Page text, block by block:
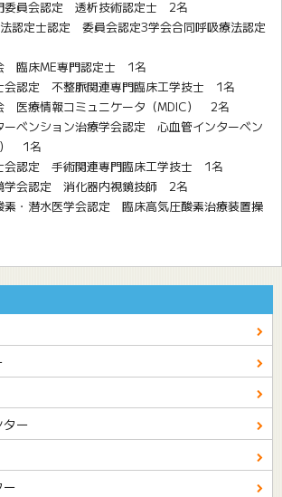
委員会認定 透析技術認定士 2名
認定士認定 委員会認定3学会合同呼吸療法認定
臨床ME専門認定士 1名
会認定 不整脈関連専門臨床工学技士 1名
医療情報コミュニケータ（MDIC） 2名
ーベンション治療学会認定 心血管インターベン
） 1名
会認定 手術関連専門臨床工学技士 1名
学会認定 消化器内視鏡技師 2名
素・潜水医学会認定 臨床高気圧酸素治療装置操
ー